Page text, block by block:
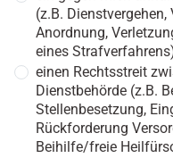
(z.B.
Anordnung,
eines
einen Rechtsstreit
Dienstbehörde (z.B.
Stellenbesetzung,
Rückforderung
Beihilfe/freie